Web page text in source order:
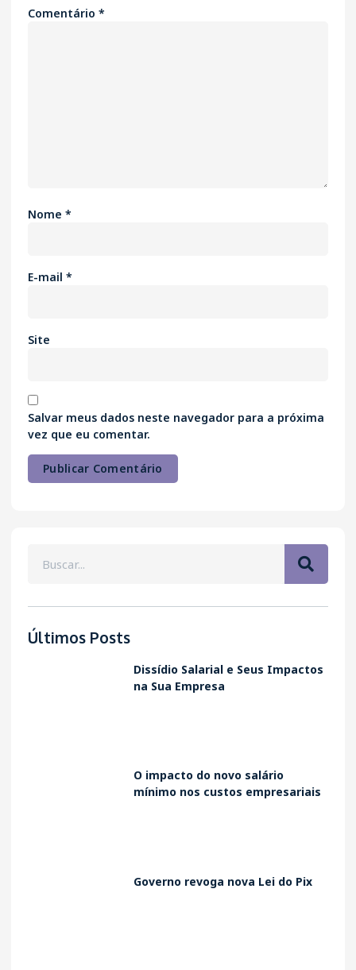
Comentário *
Nome *
E-mail *
Site
Salvar meus dados neste navegador para a próxima
vez que eu comentar.
Últimos Posts
Dissídio Salarial e Seus Impactos
na Sua Empresa
O impacto do novo salário
mínimo nos custos empresariais
Governo revoga nova Lei do Pix